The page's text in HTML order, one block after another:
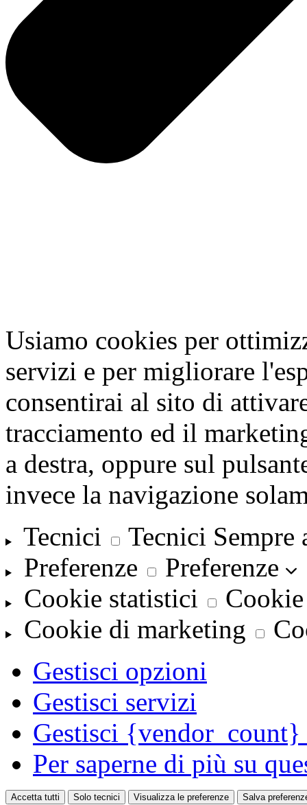
Usiamo cookies per
servizi e per migliorare
consentirai al sito di
tracciamento ed il
a destra, oppure sul
invece la navigazione
Tecnici
Tecnici
Preferenze
Preferenze
Cookie statistici
Cookie di marketing
Gestisci opzioni
Gestisci servizi
Gestisci
Per saperne di più su
Accetta tutti Solo tecnici Visualizza le preferenze Salva